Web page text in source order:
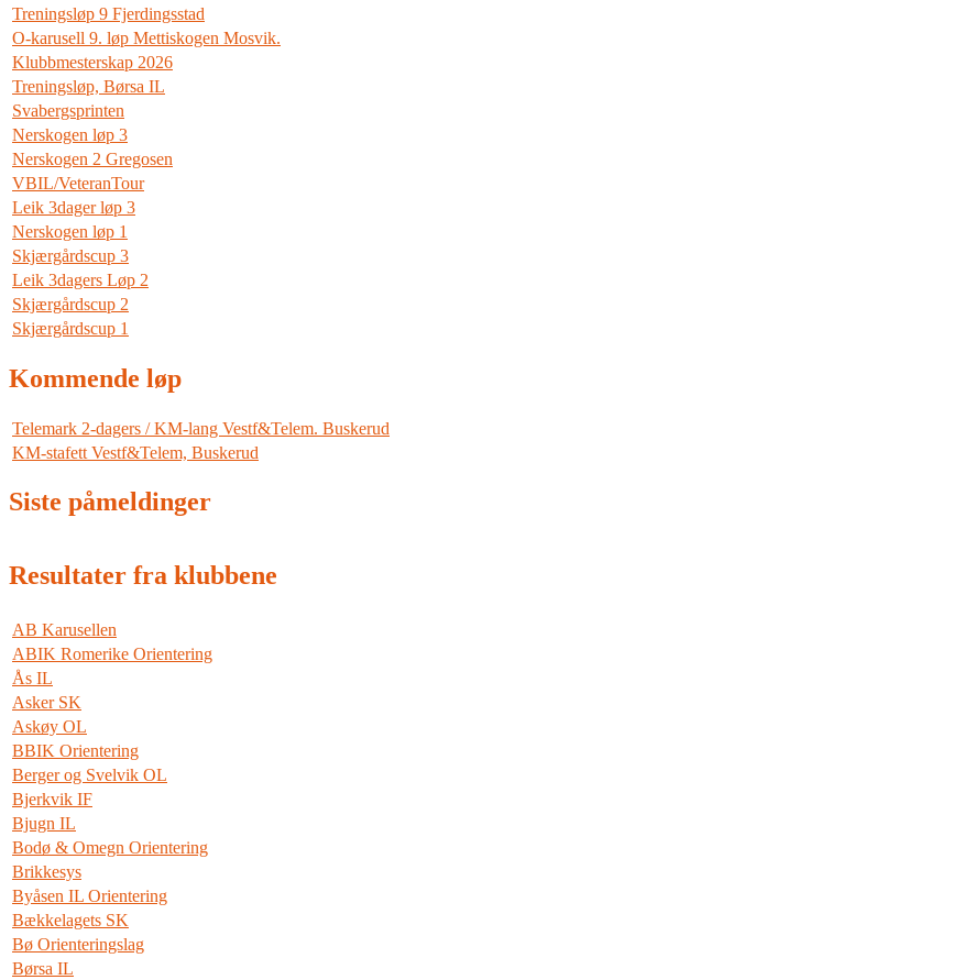
Treningsløp 9 Fjerdingsstad
O-karusell 9. løp Mettiskogen Mosvik.
Klubbmesterskap 2026
Treningsløp, Børsa IL
Svabergsprinten
Nerskogen løp 3
Nerskogen 2 Gregosen
VBIL/VeteranTour
Leik 3dager løp 3
Nerskogen løp 1
Skjærgårdscup 3
Leik 3dagers Løp 2
Skjærgårdscup 2
Skjærgårdscup 1
Kommende løp
Telemark 2-dagers / KM-lang Vestf&Telem. Buskerud
KM-stafett Vestf&Telem, Buskerud
Siste påmeldinger
Resultater fra klubbene
AB Karusellen
ABIK Romerike Orientering
Ås IL
Asker SK
Askøy OL
BBIK Orientering
Berger og Svelvik OL
Bjerkvik IF
Bjugn IL
Bodø & Omegn Orientering
Brikkesys
Byåsen IL Orientering
Bækkelagets SK
Bø Orienteringslag
Børsa IL